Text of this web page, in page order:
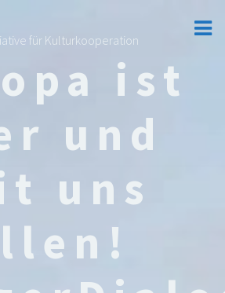
für Kulturkooperation
ist
und
uns